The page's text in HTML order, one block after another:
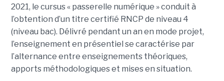
2021, le cursus « passerelle numérique » conduit à
l’obtention d’un titre certifié RNCP de niveau 4
(niveau bac). Délivré pendant un an en mode projet,
l’enseignement en présentiel se caractérise par
l’alternance entre enseignements théoriques,
apports méthodologiques et mises en situation.